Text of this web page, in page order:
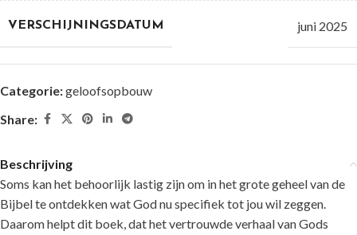
VERSCHIJNINGSDATUM juni 2025
Categorie:geloofsopbouw
Share:
Beschrijving
Soms kan het behoorlijk lastig zijn om in het grote geheel van de
Bijbel te ontdekken wat God nu specifiek tot jou wil zeggen.
Daarom helpt dit boek, dat het vertrouwde verhaal van Gods